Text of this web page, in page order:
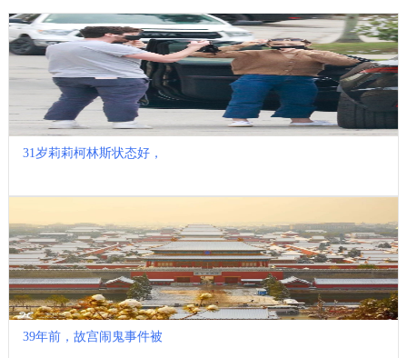
31岁莉莉柯林斯状态好，
39年前，故宫闹鬼事件被